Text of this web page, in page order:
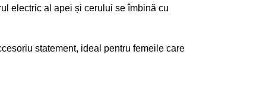
electric al apei și cerului se îmbină cu
statement, ideal pentru femeile care